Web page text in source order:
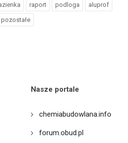
raport podloga aluprof
Nasze portale
chemiabudowlana.info
forum.obud.pl